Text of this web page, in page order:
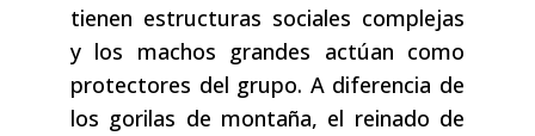
tienen estructuras sociales complejas
y los machos grandes actúan como
protectores del grupo. A diferencia de
los gorilas de montaña, el reinado de